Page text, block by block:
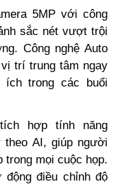
5MP với công
sắc nét vượt trội
Công nghệ Auto
trí trung tâm ngay
trong các buổi
hợp tính năng
theo AI, giúp người
trong mọi cuộc họp.
động điều chỉnh độ